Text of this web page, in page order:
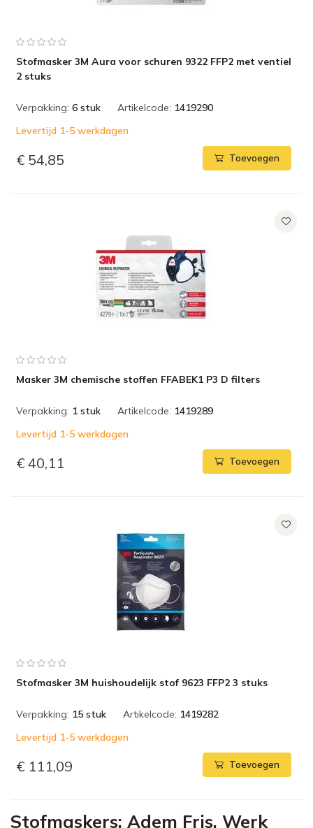
Stofmasker 3M Aura voor schuren 9322 FFP2 met ventiel
2 stuks
Verpakking: 6 stuk Artikelcode: 1419290
Levertijd 1-5 werkdagen
€ 54,85 Toevoegen
Masker 3M chemische stoffen FFABEK1 P3 D filters
Verpakking: 1 stuk Artikelcode: 1419289
Levertijd 1-5 werkdagen
€ 40,11 Toevoegen
Stofmasker 3M huishoudelijk stof 9623 FFP2 3 stuks
Verpakking: 15 stuk Artikelcode: 1419282
Levertijd 1-5 werkdagen
€ 111,09 Toevoegen
Stofmaskers: Adem Fris, Werk